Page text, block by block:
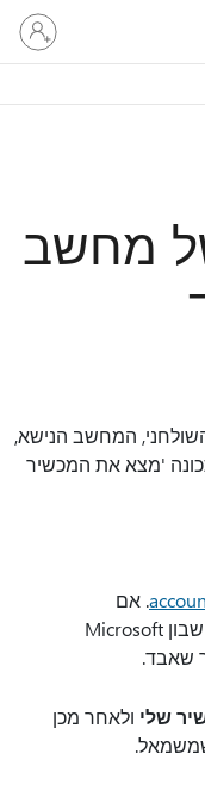
היכנס
לחשבון
שלך
מחשב
המחשב הנישא,
'מצא את המכשיר
. אם
תתבקש להיכנס, השתמש באותו חשבון Microsoft
שאבד.
שלי ולאחר מכן